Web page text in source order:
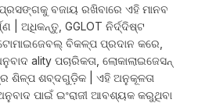
ବଜାୟ ରଖିବାରେ ଏହି ମାନବ
| ଅଧିକନ୍ତୁ, GGLOT ନିର୍ଦ୍ଦିଷ୍ଟ
ବିକଳ୍ପ ପ୍ରଦାନ କରେ,
ality ପଚାରିକତା, ଲୋକାଲାଇଜେସନ୍
ଶିଳ୍ପ ଶବ୍ଦଗୁଡ଼ିକ | ଏହି ଅନୁକୂଳତା
ପାଇଁ ଇଂରାଜୀ ଆବଶ୍ୟକ କରୁଥିବା